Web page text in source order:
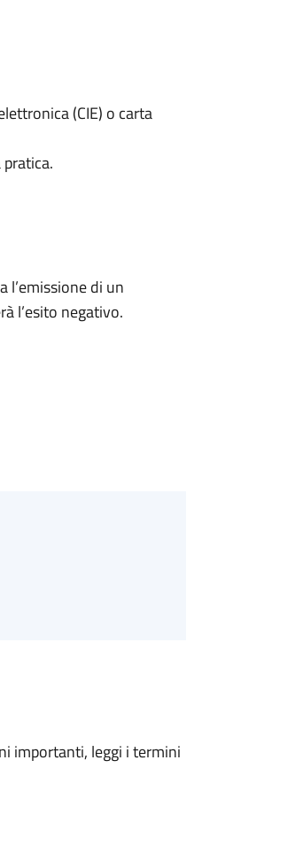
(CIE) o carta
l’emissione di un
l’esito negativo.
importanti, leggi i termini